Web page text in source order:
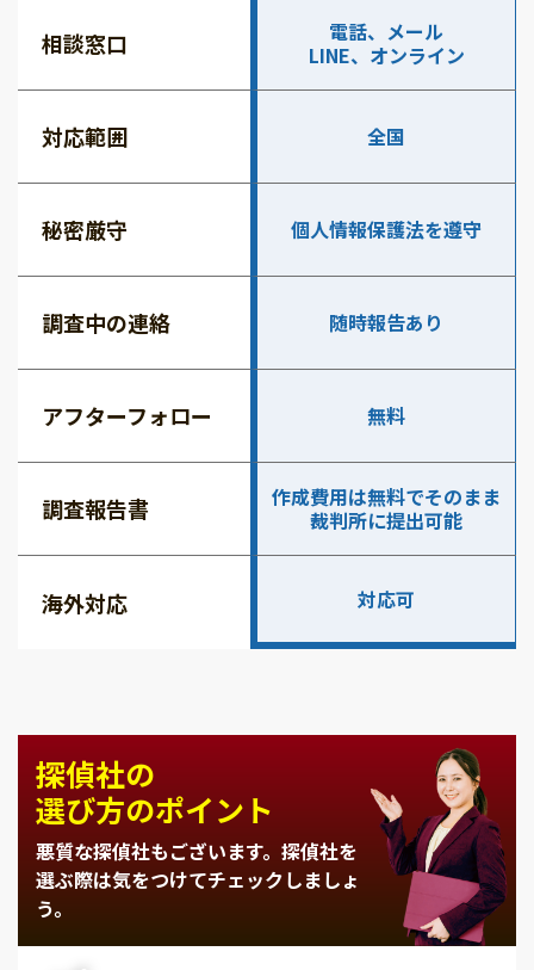
相談窓口
電話、メール
LINE、オンライン
対応範囲 全国
秘密厳守 個人情報保護法を遵守
調査中の連絡 随時報告あり
アフターフォロー 無料
調査報告書
作成費用は無料でそのまま
裁判所に提出可能
海外対応 対応可
探偵社の
選び方のポイント
悪質な探偵社もございます。 探偵社を
選ぶ際は気をつけてチェックしましょ
う。